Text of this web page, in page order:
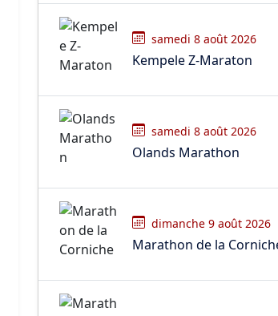
samedi 8 août 2026
Kempele Z-Maraton
samedi 8 août 2026
Olands Marathon
dimanche 9 août 2026
Marathon de la